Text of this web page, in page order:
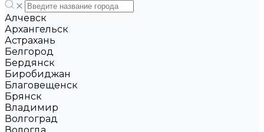
Алчевск
Архангельск
Астрахань
Белгород
Бердянск
Биробиджан
Благовещенск
Брянск
Владимир
Волгоград